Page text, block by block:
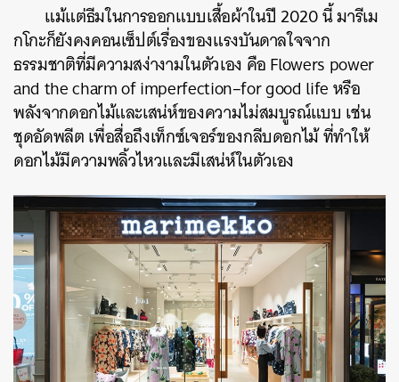
แม้แต่ธีมในการออกแบบเสื้อผ้าในปี 2020 นี้ มารีเม
กโกะก็ยังคงคอนเซ็ปต์เรื่องของแรงบันดาลใจจาก
ธรรมชาติที่มีความสง่างามในตัวเอง คือ Flowers power
and the charm of imperfection–for good life หรือ
พลังจากดอกไม้และเสน่ห์ของความไม่สมบูรณ์แบบ เช่น
ชุดอัดพลีต เพื่อสื่อถึงเท็กซ์เจอร์ของกลีบดอกไม้ ที่ทำให้
ดอกไม้มีความพลิ้วไหวและมีเสน่ห์ในตัวเอง